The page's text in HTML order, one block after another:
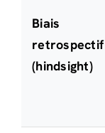
Biais
retrospectif
(hindsight)